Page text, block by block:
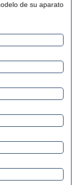
de su aparato